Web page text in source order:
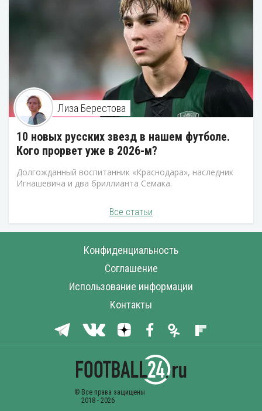
Лиза Берестова
10 новых русских звезд в нашем футболе.
Кого прорвет уже в 2026-м?
Долгожданный воспитанник «Краснодара», наследник
Игнашевича и два бриллианта Семака.
Все статьи
Конфиденциальность
Соглашение
Использование информации
Контакты